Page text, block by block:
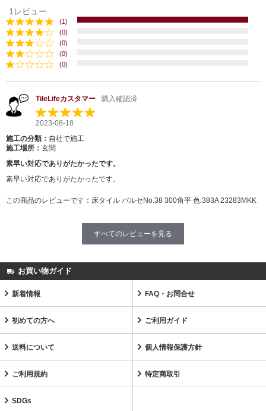
1レビュー
(1)
(0)
(0)
(0)
(0)
TileLifeカスタマー 購入確認済
2023-08-18
施工の分類： 自社で施工
施工場所： 玄関
素早い対応でありがたかったです。
素早い対応でありがたかったです。
この商品のレビューです： 床タイル バルセNo.38 300角平 色:383A 23283MKK
すべてのレビューを見る
お買い物ガイド
新着情報 FAQ・お問合せ
初めての方へ ご利用ガイド
送料について 個人情報保護方針
ご利用規約 特定商取引
SDGs